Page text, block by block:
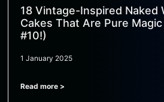
18 Vintage-Inspired Naked
Cakes That Are Pure
#10!)
1 January 2025
Read more >